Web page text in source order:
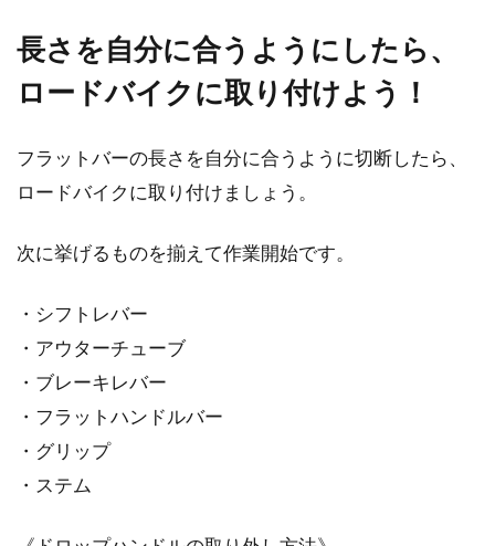
長さを自分に合うようにしたら、
ロードバイクに取り付けよう！
フラットバーの長さを自分に合うように切断したら、
ロードバイクに取り付けましょう。
次に挙げるものを揃えて作業開始です。
・シフトレバー
・アウターチューブ
・ブレーキレバー
・フラットハンドルバー
・グリップ
・ステム